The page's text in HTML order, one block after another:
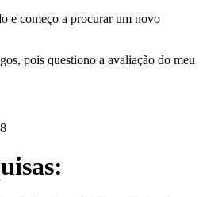
e começo a procurar um novo
pois questiono a avaliação do meu